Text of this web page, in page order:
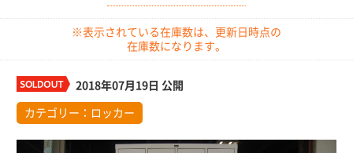
※表示されている在庫数は、更新日時点の
在庫数になります。
2018年07月19日 公開
カテゴリー： ロッカー